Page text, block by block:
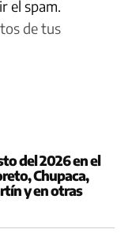
el spam.
de tus
del 2026 en el
Chupaca,
y en otras